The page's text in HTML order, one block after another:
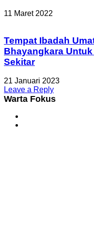
11 Maret 2022
Tempat Ibadah
Bhayangkara
Sekitar
21 Januari 2023
Leave a Reply
Warta Fokus